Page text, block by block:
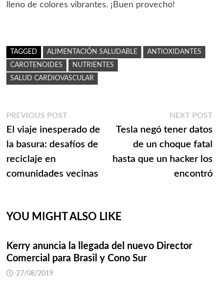
lleno de colores vibrantes. ¡Buen provecho!
TAGGED ALIMENTACIÓN SALUDABLE
ANTIOXIDANTES
CAROTENOIDES
NUTRIENTES
SALUD CARDIOVASCULAR
Navegación
de
entradas
PREVIOUS POSTPrevious
post:
El viaje inesperado de
la basura: desafíos de
reciclaje en
comunidades vecinas
NEXT POST
Tesla negó tener datos
de un choque fatal
hasta que un hacker los
encontró
YOU MIGHT ALSO LIKE
Kerry anuncia la llegada del nuevo Director
Comercial para Brasil y Cono Sur
27/08/2019